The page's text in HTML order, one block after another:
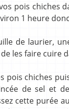
pois chiches
1 heure
de laurier,
les faire cuire
pois chiches
de sel et
cette purée